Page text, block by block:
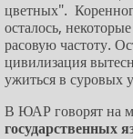
цветных".
осталось,
расовую частоту.
цивилизация
ужиться в суровых
В ЮАР говорят на
государственных